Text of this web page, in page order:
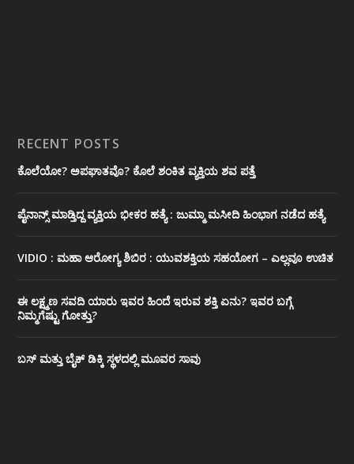
RECENT POSTS
ಕೊಲೆಯೋ? ಅಪಘಾತವೊ? ಕೊಲೆ ಶಂಕಿತ ವ್ಯಕ್ತಿಯ ಶವ ಪತ್ತೆ
ಪೈನಾನ್ಸ್ ಮಾಡ್ತಿದ್ದ ವ್ಯಕ್ತಿಯ ಭೀಕರ‌ ಹತ್ಯೆ : ಜುಮ್ಮಾ ಮಸೀದಿ ಹಿಂಭಾಗ ನಡೆದ ಹತ್ಯೆ
VIDIO : ಮಹಾ ಆರೋಗ್ಯ ಶಿಬಿರ : ಯುವಶಕ್ತಿಯ ಸಹಯೋಗ – ಎಲ್ಲವೂ ಉಚಿತ
ಈ ಲಕ್ಷ್ಮಣ ಸವದಿ ಯಾರು ಇವರ ಹಿಂದೆ ಇರುವ ಶಕ್ತಿ ಏನು? ಇವರ ಬಗ್ಗೆ
ನಿಮ್ಮಗೆಷ್ಟು ಗೋತ್ತು?
ಬಸ್ ಮತ್ತು ಬೈಕ್ ಡಿಕ್ಕಿ ಸ್ಥಳದಲ್ಲಿ ಮೂವರ ಸಾವು